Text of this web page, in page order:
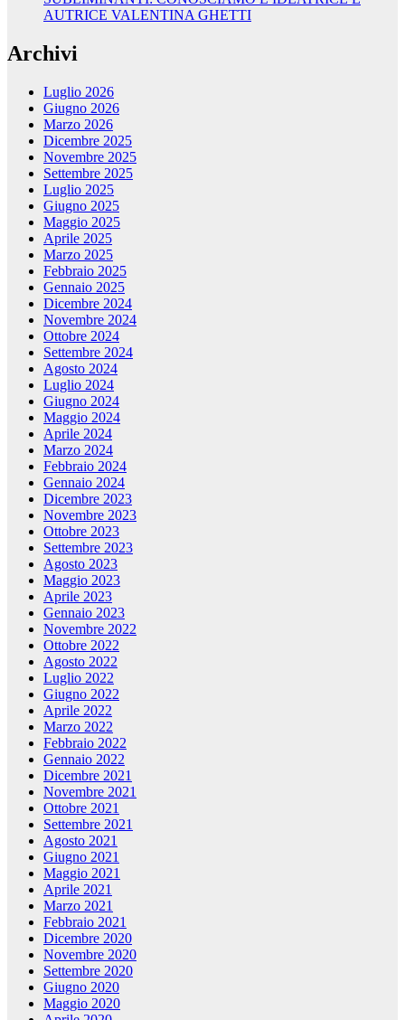
AUTRICE VALENTINA GHETTI
Archivi
Luglio 2026
Giugno 2026
Marzo 2026
Dicembre 2025
Novembre 2025
Settembre 2025
Luglio 2025
Giugno 2025
Maggio 2025
Aprile 2025
Marzo 2025
Febbraio 2025
Gennaio 2025
Dicembre 2024
Novembre 2024
Ottobre 2024
Settembre 2024
Agosto 2024
Luglio 2024
Giugno 2024
Maggio 2024
Aprile 2024
Marzo 2024
Febbraio 2024
Gennaio 2024
Dicembre 2023
Novembre 2023
Ottobre 2023
Settembre 2023
Agosto 2023
Maggio 2023
Aprile 2023
Gennaio 2023
Novembre 2022
Ottobre 2022
Agosto 2022
Luglio 2022
Giugno 2022
Aprile 2022
Marzo 2022
Febbraio 2022
Gennaio 2022
Dicembre 2021
Novembre 2021
Ottobre 2021
Settembre 2021
Agosto 2021
Giugno 2021
Maggio 2021
Aprile 2021
Marzo 2021
Febbraio 2021
Dicembre 2020
Novembre 2020
Settembre 2020
Giugno 2020
Maggio 2020